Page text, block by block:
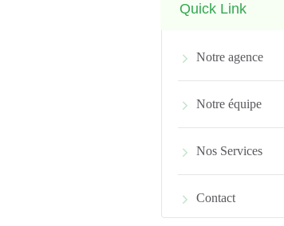
Quick Link
Notre agence
Notre équipe
Nos Services
Contact